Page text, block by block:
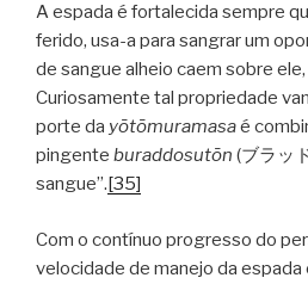
A espada é fortalecida sempre
ferido, usa-a para sangrar um
de sangue alheio caem sobre
Curiosamente tal propriedade
porte da yōtōmuramasaé
pingente buraddosutōn (ブラッ
sangue”. [35]
Com o contínuo progresso do
velocidade de manejo da